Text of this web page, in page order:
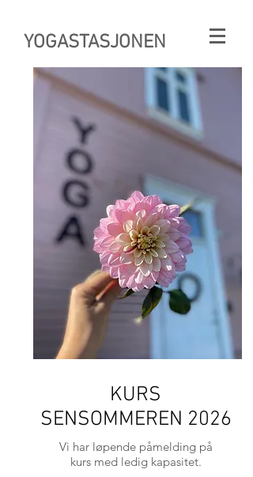
YOGASTASJONEN
KURS
SENSOMMEREN 2026
Vi har løpende påmelding på
kurs med ledig kapasitet.